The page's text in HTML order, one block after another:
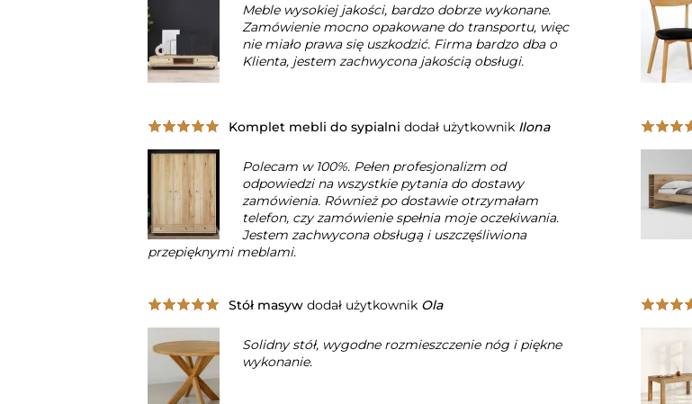
Meble wysokiej jakości, bardzo dobrze wykonane.
Zamówienie mocno opakowane do transportu, więc
nie miało prawa się uszkodzić. Firma bardzo dba o
Klienta, jestem zachwycona jakością obsługi.
Komplet mebli do sypialni dodał użytkownik Ilona
Polecam w 100%. Pełen profesjonalizm od
odpowiedzi na wszystkie pytania do dostawy
zamówienia. Również po dostawie otrzymałam
telefon, czy zamówienie spełnia moje oczekiwania.
Jestem zachwycona obsługą i uszczęśliwiona
przepięknymi meblami.
Stół masyw dodał użytkownik Ola
Solidny stół, wygodne rozmieszczenie nóg i piękne
wykonanie.